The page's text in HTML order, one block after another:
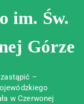
im. Św.
Górze
–
w Czerwonej